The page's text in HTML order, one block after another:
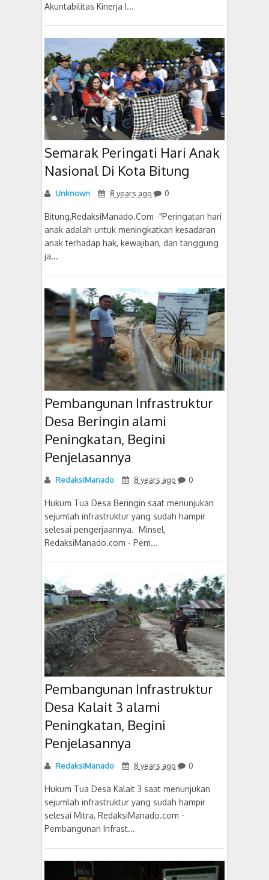
Akuntabilitas Kinerja I...
Semarak Peringati Hari Anak
Nasional Di Kota Bitung
Unknown 8 years ago 0
Bitung,RedaksiManado.Com -"Peringatan hari
anak adalah untuk meningkatkan kesadaran
anak terhadap hak, kewajiban, dan tanggung
ja...
Pembangunan Infrastruktur
Desa Beringin alami
Peningkatan, Begini
Penjelasannya
RedaksiManado 8 years ago 0
Hukum Tua Desa Beringin saat menunjukan
sejumlah infrastruktur yang sudah hampir
selesai pengerjaannya. Minsel,
RedaksiManado.com - Pem...
Pembangunan Infrastruktur
Desa Kalait 3 alami
Peningkatan, Begini
Penjelasannya
RedaksiManado 8 years ago 0
Hukum Tua Desa Kalait 3 saat menunjukan
sejumlah infrastruktur yang sudah hampir
selesai Mitra, RedaksiManado.com -
Pembangunan Infrast...